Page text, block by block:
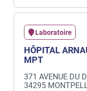
Laboratoire
HÔPITAL
MPT
371 AVENUE DU
34295